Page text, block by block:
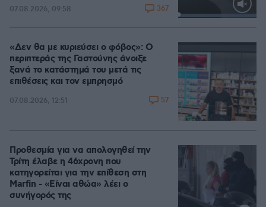
Loaded:
07.08.2026, 09:58 367
«Δεν θα με κυριεύσει ο φόβος»: Ο
περιπτεράς της Γαστούνης άνοιξε
ξανά το κατάστημά του μετά τις
επιθέσεις και τον εμπρησμό
07.08.2026, 12:51 57
Προθεσμία για να απολογηθεί την
Τρίτη έλαβε η 46χρονη που
κατηγορείται για την επίθεση στη
Marfin - «Είναι αθώα» λέει ο
συνήγορός της